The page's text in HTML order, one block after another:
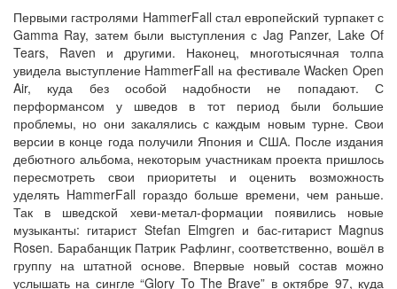
Первыми гастролями HammerFall стал европейский турпакет с
Gamma Ray, затем были выступления с Jag Panzer, Lake Of
Tears, Raven и другими. Наконец, многотысячная толпа
увидела выступление HammerFall на фестивале Wacken Open
Air, куда без особой надобности не попадают. С
перформансом у шведов в тот период были большие
проблемы, но они закалялись с каждым новым турне. Свои
версии в конце года получили Япония и США. После издания
дебютного альбома, некоторым участникам проекта пришлось
пересмотреть свои приоритеты и оценить возможность
уделять HammerFall гораздо больше времени, чем раньше.
Так в шведской хеви-метал-формации появились новые
музыканты: гитарист Stefan Elmgren и бас-гитарист Magnus
Rosen. Барабанщик Патрик Рафлинг, соответственно, вошёл в
группу на штатной основе. Впервые новый состав можно
услышать на сингле “Glory To The Brave” в октябре 97, куда